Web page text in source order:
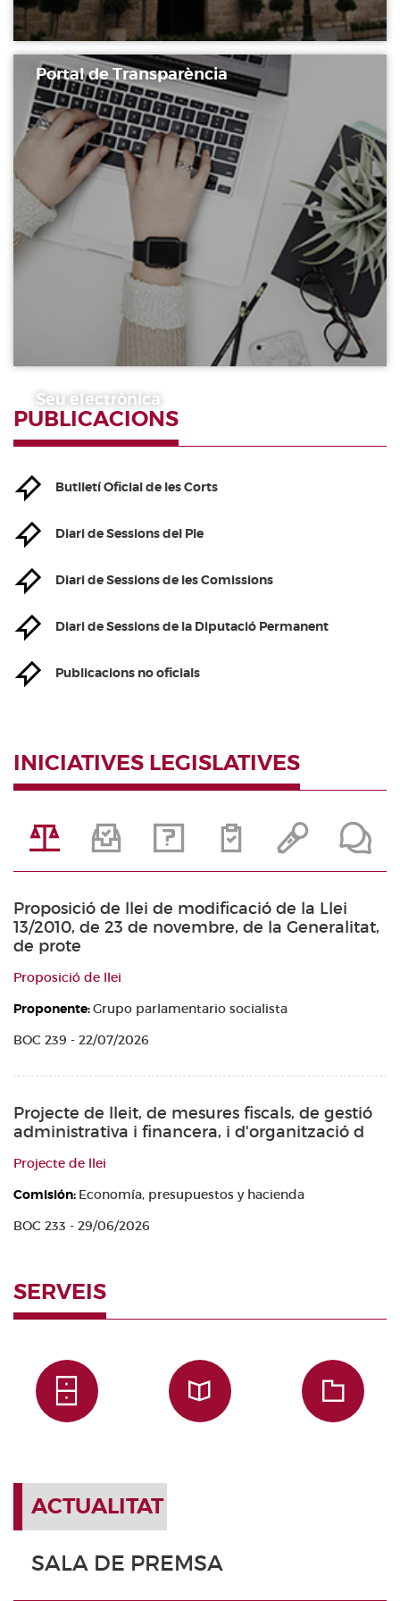
Portal de Transparència
Seu electrònica
PUBLICACIONS
Butlletí Oficial de les Corts
Diari de Sessions del Ple
Diari de Sessions de les Comissions
Diari de Sessions de la Diputació Permanent
Publicacions no oficials
INICIATIVES LEGISLATIVES
Proposició de llei de modificació de la Llei
13/2010, de 23 de novembre, de la Generalitat,
de prote
Proposició de llei
Proponente:Grupo parlamentario socialista
BOC 239 - 22/07/2026
Projecte de lleit, de mesures fiscals, de gestió
administrativa i financera, i d'organització d
Projecte de llei
Comisión: Economía, presupuestos y hacienda
BOC 233 - 29/06/2026
SERVEIS
ACTUALITAT
SALA DE PREMSA